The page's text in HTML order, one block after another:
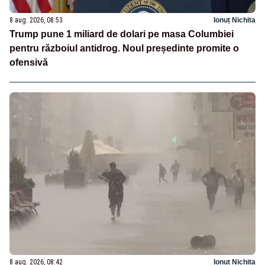
8 aug. 2026, 08:53 Ionuț Nichita
Trump pune 1 miliard de dolari pe masa Columbiei
pentru războiul antidrog. Noul președinte promite o
ofensivă
8 aug. 2026, 08:42 Ionuț Nichita